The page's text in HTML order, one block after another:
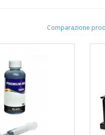
Comparazione